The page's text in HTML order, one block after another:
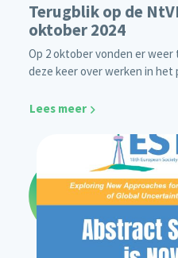
Terugblik op de
oktober 2024
Op 2 oktober vonden er
deze keer over werken in het
Lees meer